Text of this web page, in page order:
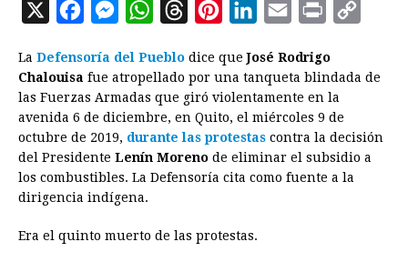
X
c
e
b
o
o
k
M
s
s
e
n
g
e
W
a
t
s
A
p
r
e
a
d
s
n
t
e
r
e
n
k
e
d
I
a
i
l
i
n
t
i
La Defensoría del Pueblo dice queJosé Rodrigo
Chalouisa fue atropellado por una tanqueta blindada de
las Fuerzas Armadas que giró violentamente en la
avenida 6 de diciembre, en Quito, el miércoles 9 de
octubre de 2019, durante las protestas contra la decisión
del Presidente Lenín Moreno de eliminar el subsidio a
los combustibles. La Defensoría cita como fuente a la
dirigencia indígena.
Era el quinto muerto de las protestas.